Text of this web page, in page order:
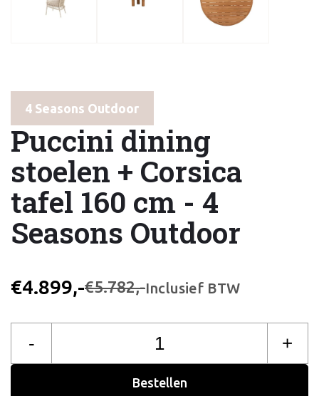
4 Seasons Outdoor
Puccini dining
stoelen + Corsica
tafel 160 cm - 4
Seasons Outdoor
€4.899,-€5.782,-Inclusief BTW
- +
Bestellen